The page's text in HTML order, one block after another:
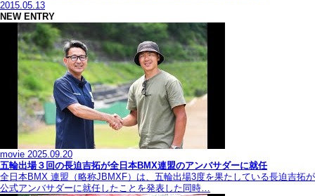
2015.05.13
NEW ENTRY
movie 2025.09.20
五輪出場３回の長迫吉拓が全日本BMX連盟のアンバサダーに就任
全日本BMX 連盟（略称JBMXF）は、五輪出場3度を果たしている長迫吉拓が
公式アンバサダーに就任したことを発表した同時…